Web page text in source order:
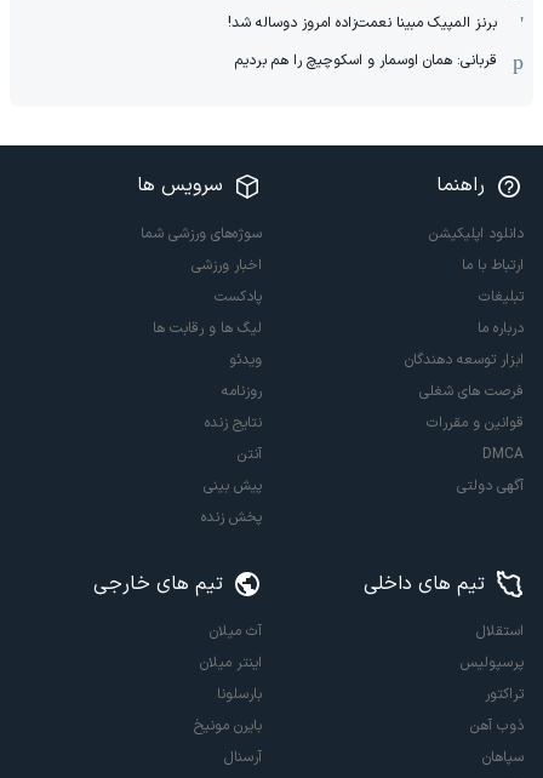
برنز المپیک مبینا نعمت‌زاده امروز دوساله شد!
قربانی: همان اوسمار و اسکوچیچ را هم بردیم
راهنما
دانلود اپلیکیشن
ارتباط با ما
تبلیغات
درباره ما
ابزار توسعه دهندگان
فرصت های شغلی
قوانین و مقررات
DMCA
آگهی دولتی
سرویس ها
سوژه‌های ورزشی شما
اخبار ورزشی
پادکست
لیگ ها و رقابت ها
ویدئو
روزنامه
نتایج زنده
آنتن
پیش بینی
پخش زنده
تیم های داخلی
استقلال
پرسپولیس
تراکتور
ذوب آهن
سپاهان
تیم های خارجی
آث میلان
اینتر میلان
بارسلونا
بایرن مونیخ
آرسنال